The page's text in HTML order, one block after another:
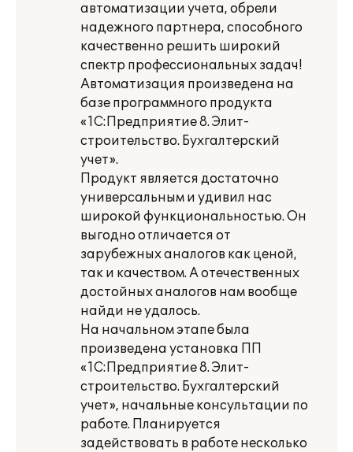
автоматизации учета, обрели
надежного партнера, способного
качественно решить широкий
спектр профессиональных задач!
Автоматизация произведена на
базе программного продукта
«1С:Предприятие 8. Элит-
строительство. Бухгалтерский
учет».
Продукт является достаточно
универсальным и удивил нас
широкой функциональностью. Он
выгодно отличается от
зарубежных аналогов как ценой,
так и качеством. А отечественных
достойных аналогов нам вообще
найди не удалось.
На начальном этапе была
произведена установка ПП
«1С:Предприятие 8. Элит-
строительство. Бухгалтерский
учет», начальные консультации по
работе. Планируется
задействовать в работе несколько